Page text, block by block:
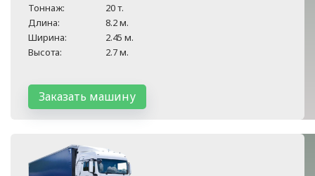
Тоннаж:
20 т.
Длина:
8.2 м.
Ширина:
2.45 м.
Высота:
2.7 м.
Заказать машину